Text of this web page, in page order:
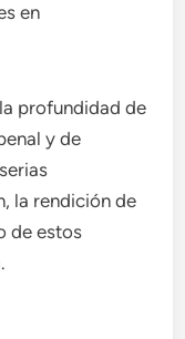
en
profundidad de
y de
la rendición de
de estos